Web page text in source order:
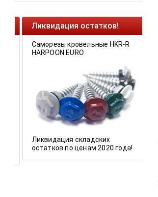
Ликвидация остатков!
Саморезы кровельные HKR-R
HARPOON EURO
Ликвидация складских
остатков по ценам 2020 года!